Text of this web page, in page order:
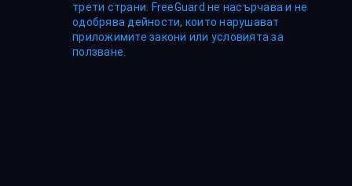
трети страни. FreeGuard не насърчава и не
одобрява дейности, които нарушават
приложимите закони или условията за
ползване.